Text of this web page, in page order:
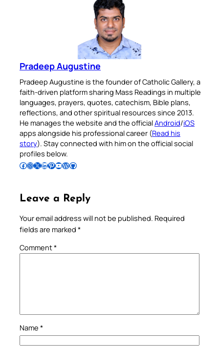
Pradeep Augustine
Pradeep Augustine is the founder of Catholic Gallery, a
faith-driven platform sharing Mass Readings in multiple
languages, prayers, quotes, catechism, Bible plans,
reflections, and other spiritual resources since 2013.
He manages the website and the officialAndroid/iOS
apps alongside his professional career (Read his
story). Stay connected with him on the official social
profiles below.
Follow Pradeep on Facebook Follow Pradeep on InstagramFollow Pradeep on X Follow Pradeep on LinkedIn Follow Pradeep on Pinterest Subscribe to Pradeep’s Youtube Channel Follow Pradeep on WordPress Follow Pradeep on GitHub
Leave a Reply
Your email address will not be published. Required
fields are marked *
Comment*
Name *